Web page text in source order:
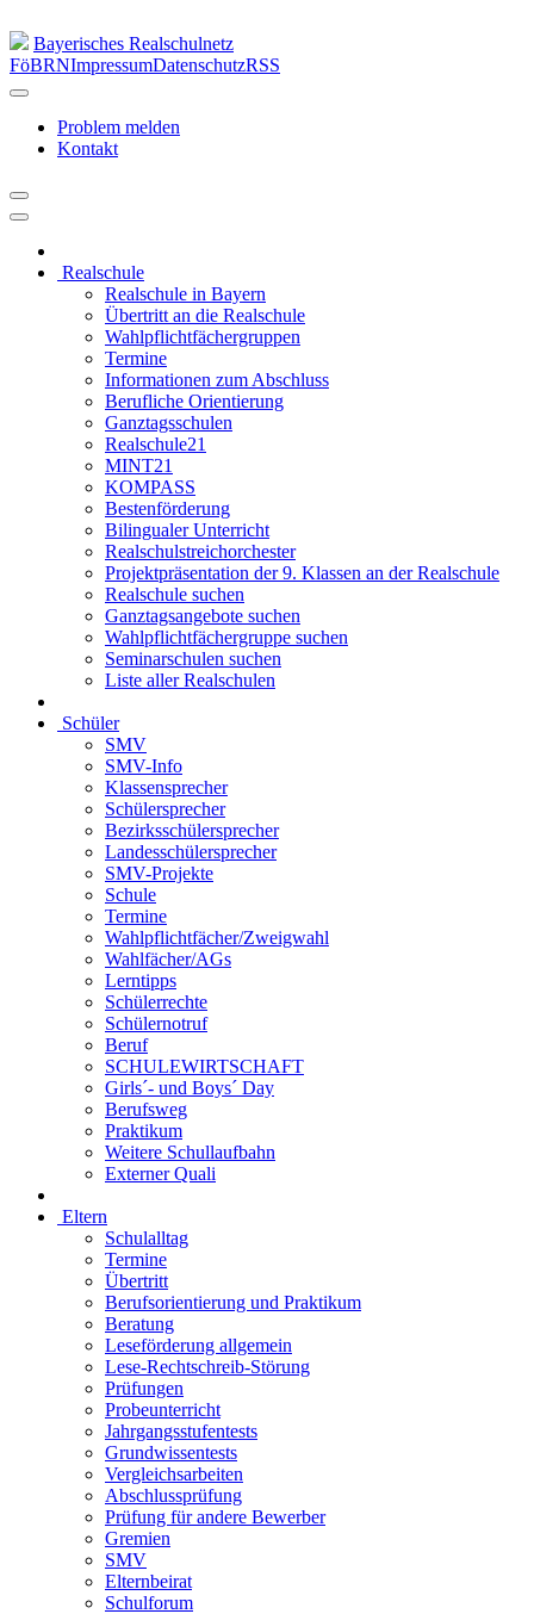
Bayerisches Realschulnetz
FöBRNImpressumDatenschutzRSS
Problem melden
Kontakt
Realschule
Realschule in Bayern
Übertritt an die Realschule
Wahlpflichtfächergruppen
Termine
Informationen zum Abschluss
Berufliche Orientierung
Ganztagsschulen
Realschule21
MINT21
KOMPASS
Bestenförderung
Bilingualer Unterricht
Realschulstreichorchester
Projektpräsentation der 9. Klassen an der Realschule
Realschule suchen
Ganztagsangebote suchen
Wahlpflichtfächergruppe suchen
Seminarschulen suchen
Liste aller Realschulen
Schüler
SMV
SMV-Info
Klassensprecher
Schülersprecher
Bezirksschülersprecher
Landesschülersprecher
SMV-Projekte
Schule
Termine
Wahlpflichtfächer/Zweigwahl
Wahlfächer/AGs
Lerntipps
Schülerrechte
Schülernotruf
Beruf
SCHULEWIRTSCHAFT
Girls´- und Boys´ Day
Berufsweg
Praktikum
Weitere Schullaufbahn
Externer Quali
Eltern
Schulalltag
Termine
Übertritt
Berufsorientierung und Praktikum
Beratung
Leseförderung allgemein
Lese-Rechtschreib-Störung
Prüfungen
Probeunterricht
Jahrgangsstufentests
Grundwissentests
Vergleichsarbeiten
Abschlussprüfung
Prüfung für andere Bewerber
Gremien
SMV
Elternbeirat
Schulforum